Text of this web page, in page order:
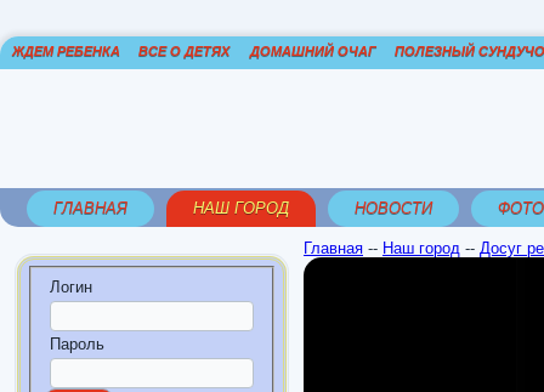
ЖДЕМ РЕБЕНКА ВСЕ О ДЕТЯХ ДОМАШНИЙ ОЧАГ ПОЛЕЗНЫЙ
ГЛАВНАЯ НАШ ГОРОД НОВОСТИ
Логин
Пароль
Главная -- Наш город -- Досуг